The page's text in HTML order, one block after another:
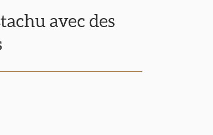
avec des